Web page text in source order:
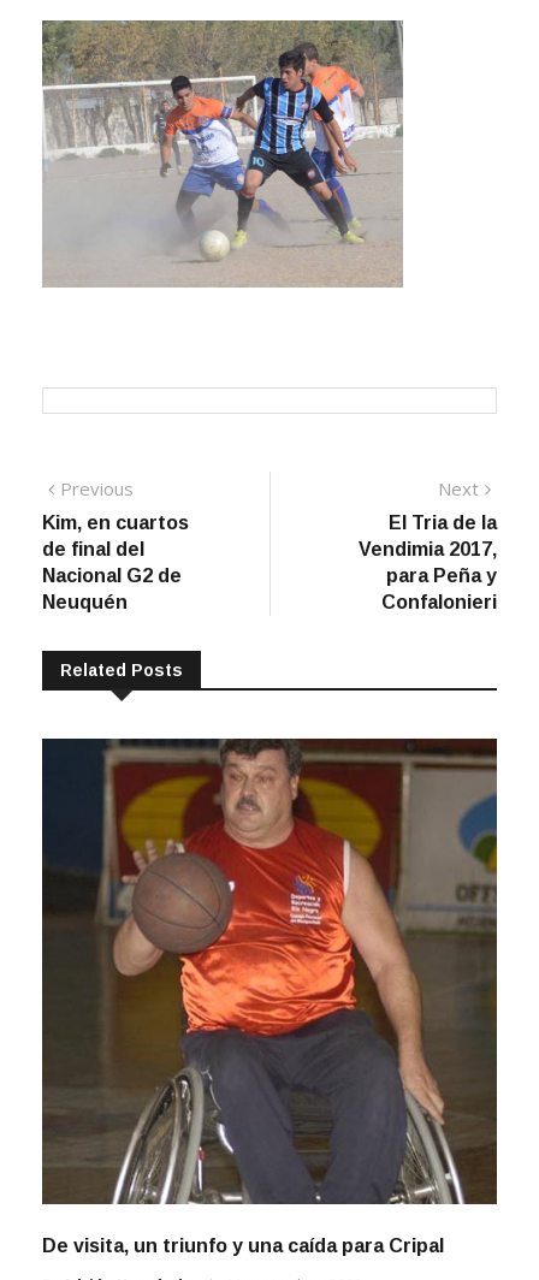
Navegación
de
entradas
Previous
post:
Kim, en cuartos
de final del
Nacional G2 de
Neuquén
Next
post:
El Tria de la
Vendimia 2017,
para Peña y
Confalonieri
Related Posts
De visita, un triunfo y una caída para Cripal